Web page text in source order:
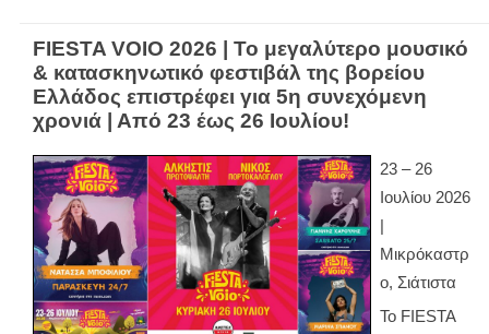
FIESTA VOIO 2026 | Το μεγαλύτερο μουσικό
& κατασκηνωτικό φεστιβάλ της βορείου
Ελλάδος επιστρέφει για 5η συνεχόμενη
χρονιά | Από 23 έως 26 Ιουλίου!
23 – 26
Ιουλίου 2026
Μικρόκαστρ
ο, Σιάτιστα
Το FIESTA